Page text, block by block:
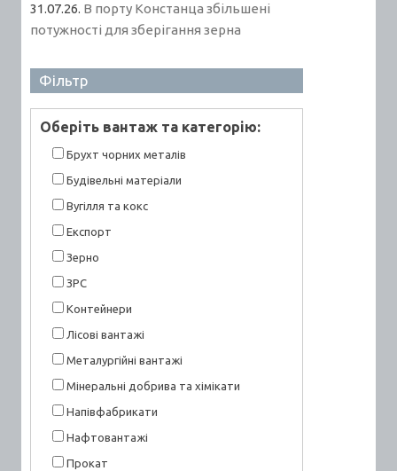
31.07.26. В порту Констанца збільшені
потужності для зберігання зерна
Фільтр
Оберiть вантаж та категорiю:
Брухт чорних металів
Будівельні матеріали
Вугілля та кокс
Експорт
Зерно
ЗРС
Контейнери
Лісові вантажі
Металургійні вантажі
Мінеральні добрива та хімікати
Напівфабрикати
Нафтовантажі
Прокат